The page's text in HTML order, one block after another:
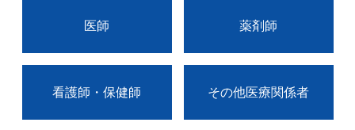
医師 薬剤師
看護師・保健師 その他医療関係者